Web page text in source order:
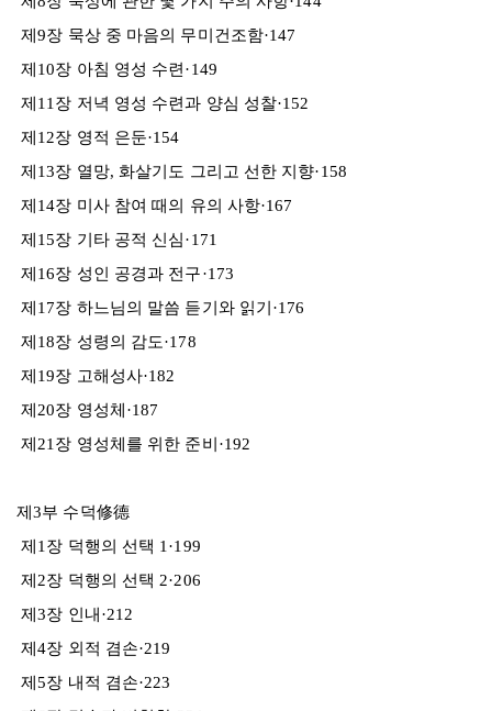
제9장 묵상 중 마음의 무미건조함·147
제10장 아침 영성 수련·149
제11장 저녁 영성 수련과 양심 성찰·152
제12장 영적 은둔·154
제13장 열망, 화살기도 그리고 선한 지향·158
제14장 미사 참여 때의 유의 사항·167
제15장 기타 공적 신심·171
제16장 성인 공경과 전구·173
제17장 하느님의 말씀 듣기와 읽기·176
제18장 성령의 감도·178
제19장 고해성사·182
제20장 영성체·187
제21장 영성체를 위한 준비·192
제3부 수덕修德
제1장 덕행의 선택 1·199
제2장 덕행의 선택 2·206
제3장 인내·212
제4장 외적 겸손·219
제5장 내적 겸손·223